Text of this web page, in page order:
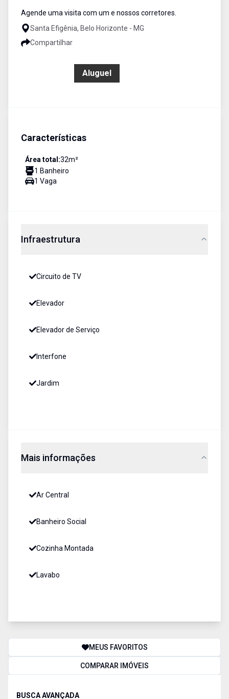
Agende uma visita com um e nossos corretores.
Santa Efigênia, Belo Horizonte - MG
Compartilhar
Aluguel
Características
Área total:32m²
1 Banheiro
1 Vaga
Infraestrutura
Circuito de TV
Elevador
Elevador de Serviço
Interfone
Jardim
Mais informações
Ar Central
Banheiro Social
Cozinha Montada
Lavabo
MEUS FAVORITOS
COMPARAR IMÓVEIS
BUSCA AVANÇADA